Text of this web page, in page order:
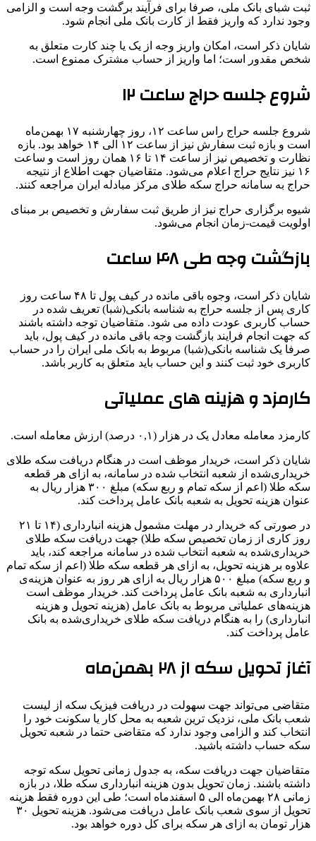
ثبت شبای بانک ملی، صرفا برای فرآیند برگشت وجه است و الزامی
وجود ندارد که واریز فقط از کارت بانک ملی انجام شود.
شایان ذکر است، امکان واریز وجه از یک یا چند کارت متعلق به
شخص مقدور است؛ اما واریز از حساب مشترک ممنوع است.
شروع جلسه حراج ساعت ۱۲
شروع جلسه حراج راس ساعت ۱۲، روز چهارشنبه ۱۷ بهمن‌ماه
است و بازه ثبت سفارش نیز از ساعت ۱۲ الی ۱۴ خواهد بود. بازه
نظارت و تخصیص نیز از ساعت ۱۴ تا ۱۶ همان روز است و ساعت
۱۶ نیز نتایج حراج اعلام می‌شود. متقاضیان جهت اطلاع از نتیجه
حراج به سامانه حراج سکه طلای مرکز مبادله ایران مراجعه کنند.
شیوه برگزاری حراج نیز از طریق ثبت سفارش و تخصیص بر مبنای
اولویت قیمت-زمان انجام می‌شود.
بازگشت وجه طی ۴۸ ساعت
شایان ذکر است، وجوه باقی مانده در کیف پول تا ۴۸ ساعت روز
کاری پس از جلسه حراج به شناسه بانکی(شبا) تعریف شده در
حساب کاربری عودت داده می شود. متقاضیان توجه داشته باشند
که جهت انجام فرایند بازگشت وجه باقی مانده در کیف پول، باید
صرفا یک شناسه بانکی(شبا) مربوط به بانک ملی ایران را در حساب
کاربری خود ثبت کنند و این حساب باید متعلق به کاربر باشد.
کارمزد و هزینه های عملیاتی
کارمزد معامله معادل یک در هزار (۰,۱ درصد) ارزش معامله است.
شایان ذکر است، خریدار موظف است در هنگام دریافت سکه طلای
خریداری‌شده از شعبه انتخاب‏ شده در سامانه، به ازای هر قطعه
سکه طلا (اعم از سکه تمام و ربع سکه) مبلغ ۳۰۰ هزار ریال به
عنوان هزینه تحویل به شعبه بانک عامل پرداخت کند.
در صورتی که خریدار در مهلت مشمول هزینه انبارداری (۱۴ تا ۲۱
روز کاری از زمان تخصیص سکه طلا) جهت دریافت سکه طلای
خریداری‌شده به شعبه انتخاب‏ شده در سامانه مراجعه کند، باید
علاوه بر هزینه تحویل، به ازای هر قطعه سکه طلا (اعم از سکه تمام
و ربع سکه) مبلغ ۵۰۰ هزار ریال به ازای هر روز به عنوان هزینه‌ی
انبارداری به شعبه بانک عامل پرداخت کند. خریدار موظف است
هزینه‌های عملیاتی مربوط به بانک عامل (هزینه تحویل و هزینه
انبارداری) را به هنگام دریافت سکه طلای خریداری‌شده به بانک
عامل پرداخت کند.
آغاز تحویل سکه از ۲۸ بهمن‌ماه
متقاضی می‌تواند جهت سهولت در دریافت فیزیک سکه از لیست
شعب بانک ملی، نزدیک ترین شعبه به محل کار یا سکونت خود را
انتخاب کند و الزامی وجود ندارد که متقاضی حتما در شعبه تحویل
سکه حساب داشته باشید.
متقاضیان جهت دریافت سکه، به جدول زمانی تحویل سکه توجه
داشته باشند. زمان تحویل بدون هزینه انبارداری سکه طلا، در بازه
زمانی ۲۸ بهمن‌ماه الی ۵ اسفندماه است؛ طی این دوره فقط هزینه
تحویل از سوی شعب بانک عامل دریافت می‌شود. هزینه تحویل ۳۰
هزار تومان به ازای هر سکه برای کل دوره خواهد بود.